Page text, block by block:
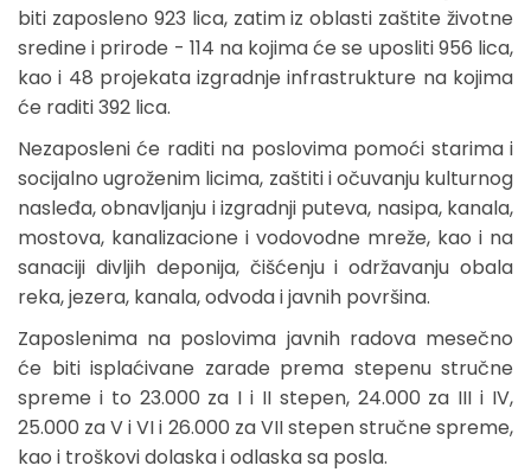
biti zaposleno 923 lica, zatim iz oblasti zaštite životne
sredine i prirode - 114 na kojima će se uposliti 956 lica,
kao i 48 projekata izgradnje infrastrukture na kojima
će raditi 392 lica.
Nezaposleni će raditi na poslovima pomoći starima i
socijalno ugroženim licima, zaštiti i očuvanju kulturnog
nasleđa, obnavljanju i izgradnji puteva, nasipa, kanala,
mostova, kanalizacione i vodovodne mreže, kao i na
sanaciji divljih deponija, čišćenju i održavanju obala
reka, jezera, kanala, odvoda i javnih površina.
Zaposlenima na poslovima javnih radova mesečno
će biti isplaćivane zarade prema stepenu stručne
spreme i to 23.000 za I i II stepen, 24.000 za III i IV,
25.000 za V i VI i 26.000 za VII stepen stručne spreme,
kao i troškovi dolaska i odlaska sa posla.